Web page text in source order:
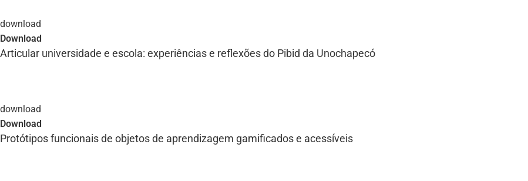
Download
Articular universidade e escola: experiências e reflexões do Pibid da Unochapecó
Download
Protótipos funcionais de objetos de aprendizagem gamificados e acessíveis